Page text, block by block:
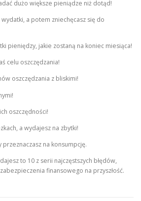
dużo większe pieniądze niż dotąd!
a potem zniechęcasz się do
pieniędzy, jakie zostaną na koniec miesiąca!
celu oszczędzania!
oszczędzania z bliskimi!
oszczędności!
a wydajesz na zbytki!
na konsumpcję.
to 10 z serii najczęstszych błędów,
finansowego na przyszłość.